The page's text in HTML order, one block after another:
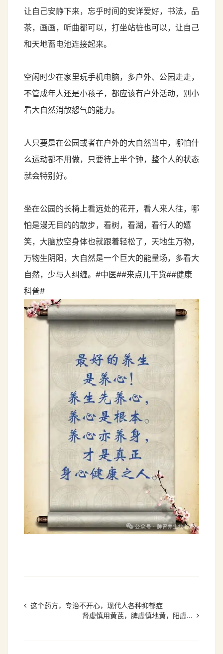
让自己安静下来，忘乎时间的安详爱好，书法，品
茶，画画，听曲都可以，打坐站桩也可以，让自己
和天地蓄电池连接起来。
空闲时少在家里玩手机电脑，多户外、公园走走，
不管成年人还是小孩子，都应该有户外活动，别小
看大自然消散怨气的能力。
人只要是在公园或者在户外的大自然当中，哪怕什
么运动都不用做，只要待上半个钟，整个人的状态
就会特别好。
坐在公园的长椅上看远处的花开，看人来人往，哪
怕是漫无目的的散步，看树，看湖，看行人的嬉
笑，大脑放空身体也就跟着轻松了，天地生万物，
万物生阴阳，大自然是一个巨大的能量场，多看大
自然，少与人纠缠。#中医##来点儿干货##健康
科普#
这个药方，专治不开心，现代人各种抑郁症
肾虚慎用黄芪，脾虚慎地黄，阳虚...